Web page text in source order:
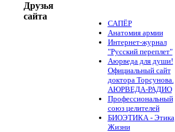
Друзья
сайта
САПЁР
Анатомия армии
Интернет-журнал
"Русский переплет"
Аюрведа для души!
Официальный сайт
доктора Торсунова.
АЮРВЕДА-РАДИО
Профессиональный
союз целителей
БИОЭТИКА - Этика
Жизни